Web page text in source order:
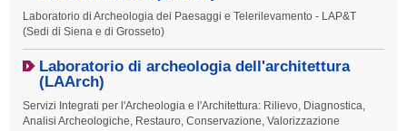
Laboratorio di Archeologia dei Paesaggi e Telerilevamento - LAP&T
(Sedi di Siena e di Grosseto)
Laboratorio di archeologia dell'architettura
(LAArch)
Servizi Integrati per l'Archeologia e l'Architettura: Rilievo, Diagnostica,
Analisi Archeologiche, Restauro, Conservazione, Valorizzazione